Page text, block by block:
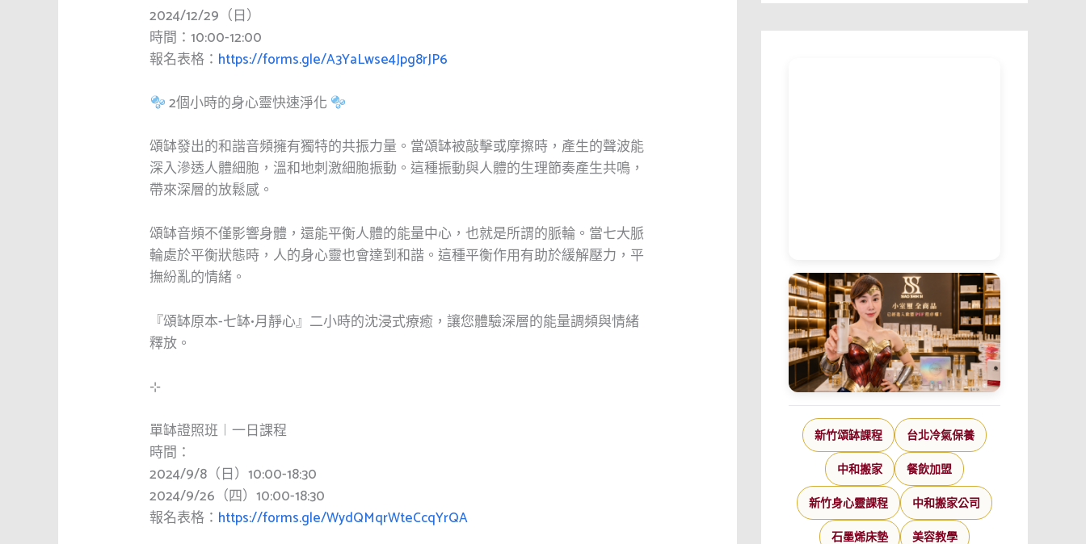
2024/12/29（日）
時間：10:00-12:00
報名表格： https://forms.gle/A3YaLwse4Jpg8rJP6
2個小時的身心靈快速淨化
頌缽發出的和諧音頻擁有獨特的共振力量。當頌缽被敲擊或摩擦時，產生的聲波能
深入滲透人體細胞，溫和地刺激細胞振動。這種振動與人體的生理節奏產生共鳴，
帶來深層的放鬆感。
頌缽音頻不僅影響身體，還能平衡人體的能量中心，也就是所謂的脈輪。當七大脈
輪處於平衡狀態時，人的身心靈也會達到和諧。這種平衡作用有助於緩解壓力，平
撫紛亂的情緒。
『頌缽原本-七缽•月靜心』二小時的沈浸式療癒，讓您體驗深層的能量調頻與情緒
釋放。
⊹
單缽證照班︱一日課程
時間：
2024/9/8（日）10:00-18:30
2024/9/26（四）10:00-18:30
報名表格： https://forms.gle/WydQMqrWteCcqYrQA
新竹頌缽課程 台北冷氣保養
中和搬家 餐飲加盟
新竹身心靈課程 中和搬家公司
石墨烯床墊 美容教學